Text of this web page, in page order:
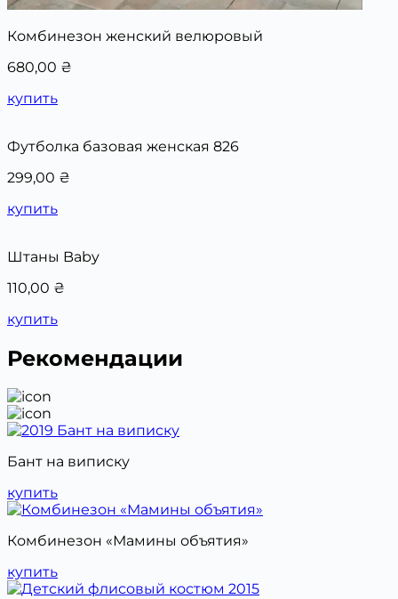
Комбинезон женский велюровый
680,00 ₴
купить
Футболка базовая женская 826
299,00 ₴
купить
Штаны Baby
110,00 ₴
купить
Рекомендации
Бант на виписку
купить
Комбинезон «Мамины объятия»
купить